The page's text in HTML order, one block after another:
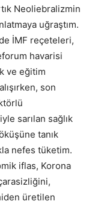
Neoliebralizmin
uğraştım.
İMF reçeteleri,
havarisi
ve eğitim
son
sarılan sağlık
tanık
nefes tüketim.
iflas, Korona
çarasizliğini,
üretilen